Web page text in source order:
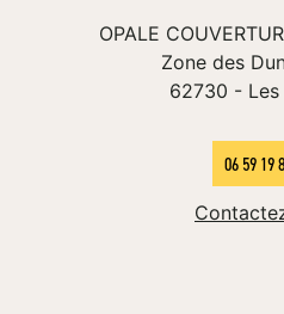
OPALE
Zone des
62730 -
06 59 19